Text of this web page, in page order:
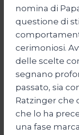
nomina di
questione di
cerimoniosi.
delle scelte
segnano
passato, sia
Ratzinger che
che lo ha
una fase